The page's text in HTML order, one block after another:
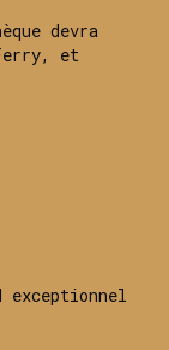
devra
et
exceptionnel